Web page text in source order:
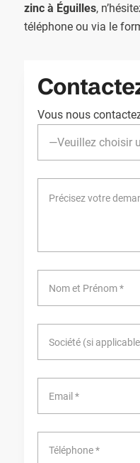
zinc à Éguilles,
téléphone ou via le
Vous nous